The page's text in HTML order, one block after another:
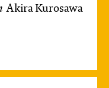
Akira Kurosawa